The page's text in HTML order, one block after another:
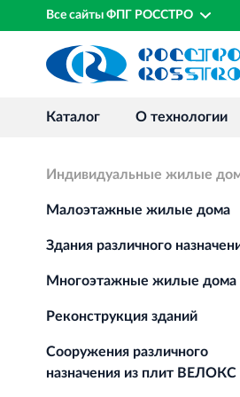
Все сайты ФПГ РОССТРО
Каталог О технологии
Индивидуальные жилые
Малоэтажные жилые дома
Здания различного
Многоэтажные жилые дома
Реконструкция зданий
Сооружения различного
назначения из плит ВЕЛОКС